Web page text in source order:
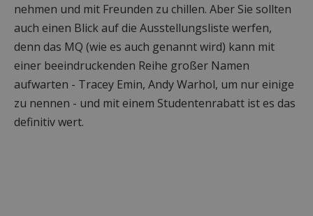
nehmen und mit Freunden zu chillen. Aber Sie sollten
auch einen Blick auf die Ausstellungsliste werfen,
denn das MQ (wie es auch genannt wird) kann mit
einer beeindruckenden Reihe großer Namen
aufwarten - Tracey Emin, Andy Warhol, um nur einige
zu nennen - und mit einem Studentenrabatt ist es das
definitiv wert.